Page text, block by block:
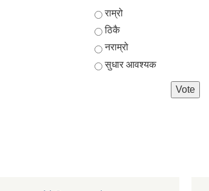
Choices
राम्रो
ठिकै
नराम्रो
सुधार आवश्यक